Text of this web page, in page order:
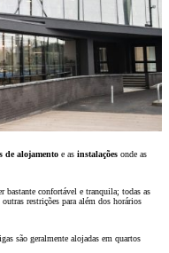
de alojamento e as instalações onde as
bastante confortável e tranquila; todas as
restrições para além dos horários
são geralmente alojadas em quartos